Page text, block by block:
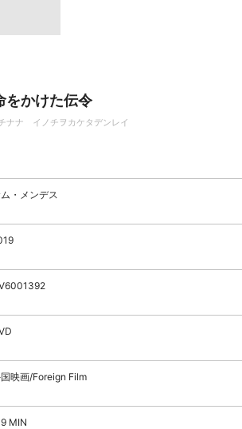
かけた伝令
ナナ イノチヲカケタデンレイ
・メンデス
映画/Foreign Film
MIN